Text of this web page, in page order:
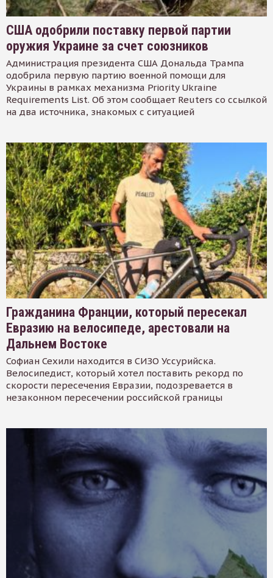
США одобрили поставку первой партии
оружия Украине за счет союзников
Администрация президента США Дональда Трампа
одобрила первую партию военной помощи для
Украины в рамках механизма Priority Ukraine
Requirements List. Об этом сообщает Reuters со ссылкой
на два источника, знакомых с ситуацией
Гражданина Франции, который пересекал
Евразию на велосипеде, арестовали на
Дальнем Востоке
Софиан Сехили находится в СИЗО Уссурийска.
Велосипедист, который хотел поставить рекорд по
скорости пересечения Евразии, подозревается в
незаконном пересечении российской границы